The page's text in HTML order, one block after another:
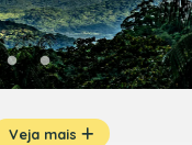
Veja mais